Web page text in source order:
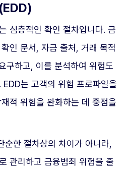
심층적인 확인 절차입니다. 금
인 문서, 자금 출처, 거래 목적
구하고, 이를 분석하여 위험도
는 고객의 위험 프로파일을
적 위험을 완화하는 데 중점을
한 절차상의 차이가 아니라,
관리하고 금융범죄 위험을 줄